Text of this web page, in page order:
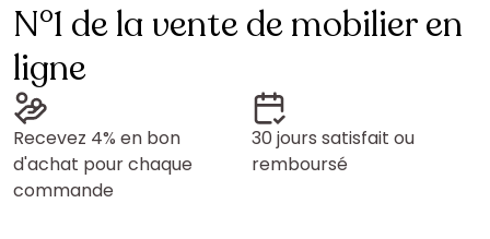
N°1 de la vente de mobilier en
ligne
Recevez 4% en bon
d'achat pour chaque
commande
30 jours satisfait ou
remboursé